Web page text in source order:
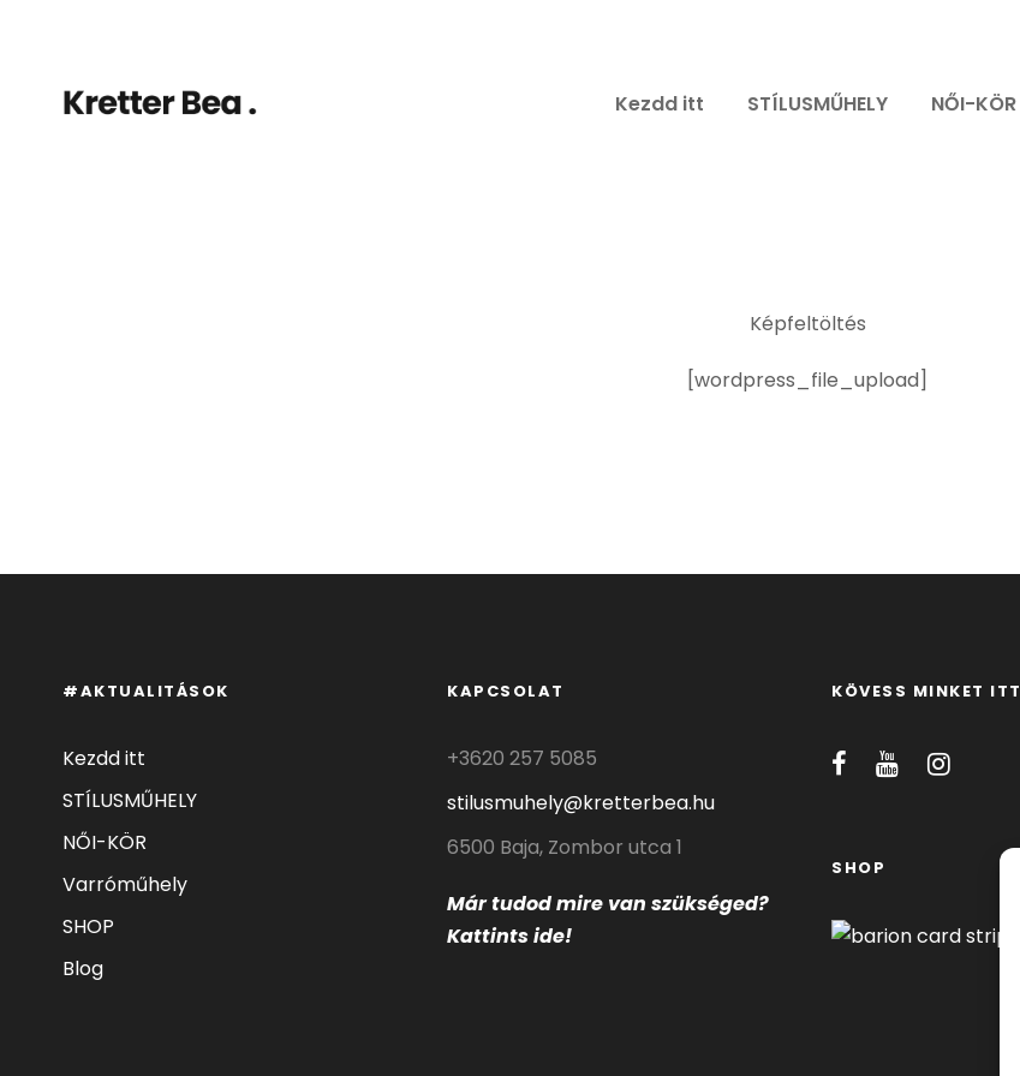
Kezdd itt STÍLUSMŰHELY NŐI-KÖR
Képfeltöltés
[wordpress_file_upload]
#AKTUALITÁSOK
Kezdd itt
STÍLUSMŰHELY
NŐI-KÖR
Varróműhely
SHOP
Blog
KAPCSOLAT
+3620 257 5085
stilusmuhely@kretterbea.hu
6500 Baja, Zombor utca 1
Már tudod mire van szükséged?
Kattints ide!
KÖVESS MINKET ITT
SHOP